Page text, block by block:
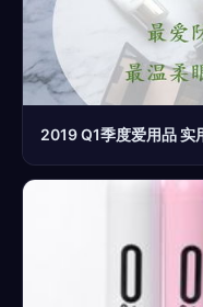
2019 Q1季度爱用品 实